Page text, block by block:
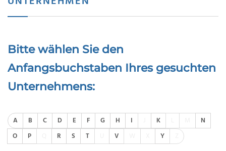
Bitte wählen Sie den
Anfangsbuchstaben Ihres gesuchten
Unternehmens:
A B C D E F G H I K
N
O
P R S T V Y